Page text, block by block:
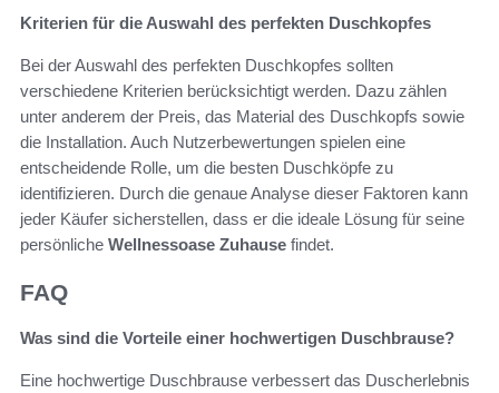
Kriterien für die Auswahl des perfekten Duschkopfes
Bei der Auswahl des perfekten Duschkopfes sollten
verschiedene Kriterien berücksichtigt werden. Dazu zählen
unter anderem der Preis, das Material des Duschkopfs sowie
die Installation. Auch Nutzerbewertungen spielen eine
entscheidende Rolle, um die besten Duschköpfe zu
identifizieren. Durch die genaue Analyse dieser Faktoren kann
jeder Käufer sicherstellen, dass er die ideale Lösung für seine
persönliche Wellnessoase Zuhause findet.
FAQ
Was sind die Vorteile einer hochwertigen Duschbrause?
Eine hochwertige Duschbrause verbessert das Duscherlebnis